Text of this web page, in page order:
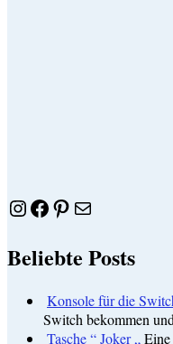
Instagram
Facebook
Pinterest
E-Mail
Beliebte Posts
Konsole für die
Switch bekommen
Tasche “ Joker „